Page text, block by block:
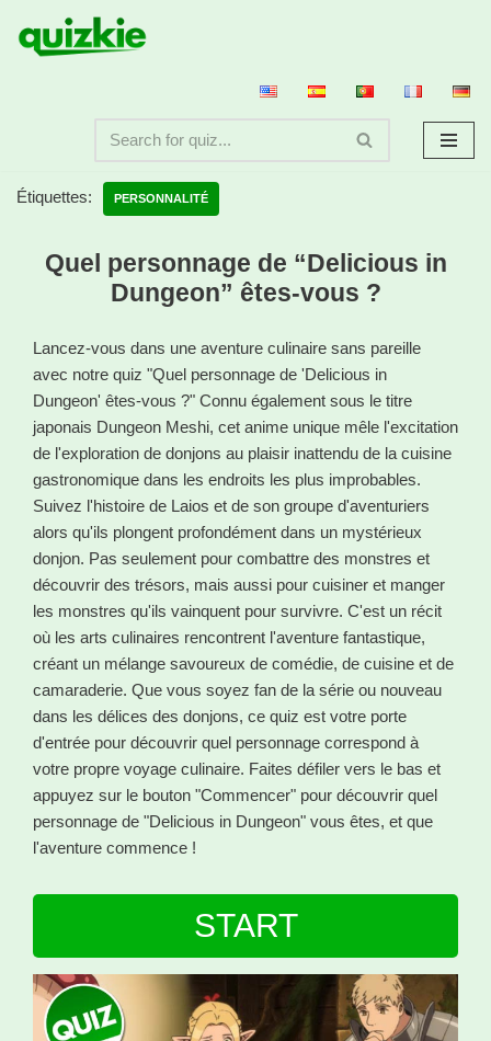
Aller
Étiquettes: PERSONNALITÉ
Quel personnage de “Delicious in
Dungeon” êtes-vous ?
Lancez-vous dans une aventure culinaire sans pareille
avec notre quiz "Quel personnage de 'Delicious in
Dungeon' êtes-vous ?" Connu également sous le titre
japonais Dungeon Meshi, cet anime unique mêle l'excitation
de l'exploration de donjons au plaisir inattendu de la cuisine
gastronomique dans les endroits les plus improbables.
Suivez l'histoire de Laios et de son groupe d'aventuriers
alors qu'ils plongent profondément dans un mystérieux
donjon. Pas seulement pour combattre des monstres et
découvrir des trésors, mais aussi pour cuisiner et manger
les monstres qu'ils vainquent pour survivre. C'est un récit
où les arts culinaires rencontrent l'aventure fantastique,
créant un mélange savoureux de comédie, de cuisine et de
camaraderie. Que vous soyez fan de la série ou nouveau
dans les délices des donjons, ce quiz est votre porte
d'entrée pour découvrir quel personnage correspond à
votre propre voyage culinaire. Faites défiler vers le bas et
appuyez sur le bouton "Commencer" pour découvrir quel
personnage de "Delicious in Dungeon" vous êtes, et que
l'aventure commence !
START